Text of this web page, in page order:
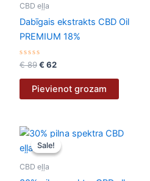
CBD eļļa
Dabīgais ekstrakts CBD Oil
PREMIUM 18%
Novērtēts
0
€89€ 62
Pievienot grozam
Sale!
Sale!
CBD eļļa
Original
price
was:
Current
price
is: